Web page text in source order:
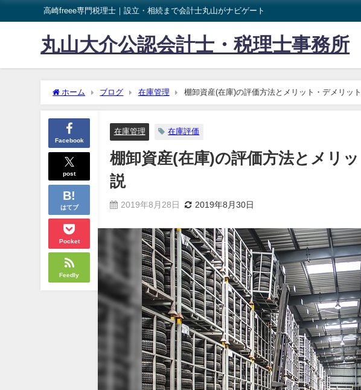
高崎freee専門税理士｜設立・相続まで会計士丸山がナビゲート
丸山大介公認会計士・税理士事務所
ホーム ブログ 在庫管理 棚卸資産(在庫)の評価方法とメリット・デメリッ
Facebook
post
はてブ
Pocket
Feedly
在庫管理 在庫評価
棚卸資産(在庫)の評価方法とメリ
説
2019年8月28日 2019年8月30日